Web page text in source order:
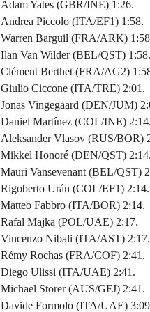
Adam Yates (GBR/INE) 1:26.
Andrea Piccolo (ITA/EF1) 1:58.
Warren Barguil (FRA/ARK)
Ilan Van Wilder (BEL/QST) 1:58.
Clément Berthet (FRA/AG2)
Giulio Ciccone (ITA/TRE) 2:01.
Jonas Vingegaard (DEN/JUM)
Daniel Martínez (COL/INE) 2:14.
Aleksander Vlasov (RUS/BOR)
Mikkel Honoré (DEN/QST) 2:14.
Mauri Vansevenant (BEL/QST)
Rigoberto Urán (COL/EF1) 2:14.
Matteo Fabbro (ITA/BOR) 2:14.
Rafal Majka (POL/UAE) 2:17.
Vincenzo Nibali (ITA/AST) 2:17.
Rémy Rochas (FRA/COF) 2:41.
Diego Ulissi (ITA/UAE) 2:41.
Michael Storer (AUS/GFJ) 2:41.
Davide Formolo (ITA/UAE)